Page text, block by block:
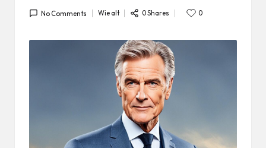
No Comments
Posted
Wie alt 0 Shares 0